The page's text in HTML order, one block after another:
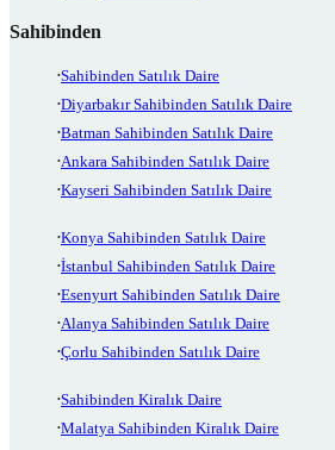
Sahibinden
Sahibinden Satılık Daire
Diyarbakır Sahibinden Satılık Daire
Batman Sahibinden Satılık Daire
Ankara Sahibinden Satılık Daire
Kayseri Sahibinden Satılık Daire
Konya Sahibinden Satılık Daire
İstanbul Sahibinden Satılık Daire
Esenyurt Sahibinden Satılık Daire
Alanya Sahibinden Satılık Daire
Çorlu Sahibinden Satılık Daire
Sahibinden Kiralık Daire
Malatya Sahibinden Kiralık Daire